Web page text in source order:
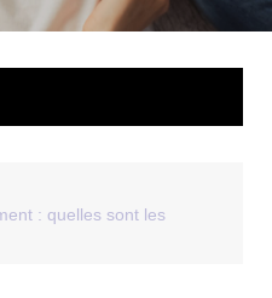
: quelles sont les